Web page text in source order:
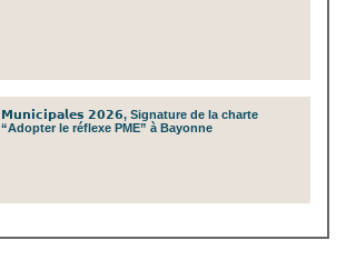
𝗠𝘂𝗻𝗶𝗰𝗶𝗽𝗮𝗹𝗲𝘀 𝟮𝟬𝟮𝟲, Signature de la charte
“Adopter le réflexe PME” à Bayonne